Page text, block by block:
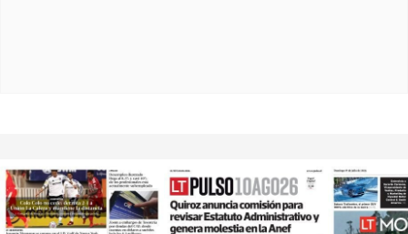
Opens in new window Opens in